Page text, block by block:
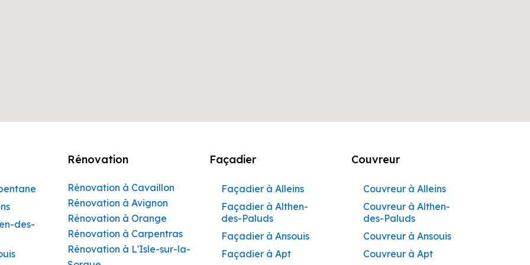
des-
Rénovation
Rénovation à Cavaillon
Rénovation à Avignon
Rénovation à Orange
Rénovation à Carpentras
Rénovation à L'Isle-sur-la-
Façadier
Façadier à Alleins
Façadier à Althen-
des-Paluds
Façadier à Ansouis
Façadier à Apt
Couvreur
Couvreur à Alleins
Couvreur à Althen-
des-Paluds
Couvreur à Ansouis
Couvreur à Apt